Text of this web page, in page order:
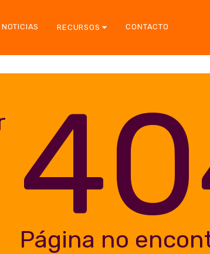
NOTICIAS RECURSOS CONTACTO
Página no